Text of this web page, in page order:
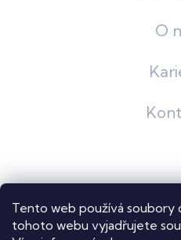
Tento web používá soubory
tohoto webu vyjadřujete
O